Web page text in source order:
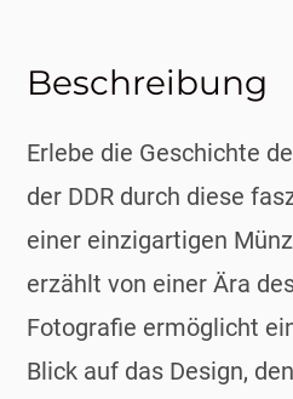
Beschreibung
Erlebe die Geschichte
der DDR durch diese
einer einzigartigen
erzählt von einer Ära
Fotografie ermöglicht
Blick auf das Design,